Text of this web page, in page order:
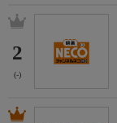
2
(-)